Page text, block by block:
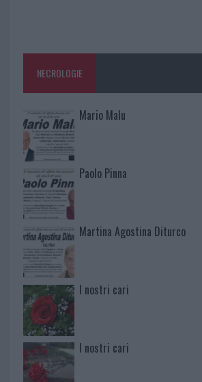
NECROLOGIE
Mario Malu
Paolo Pinna
Martina Agostina Diturco
I nostri cari
I nostri cari